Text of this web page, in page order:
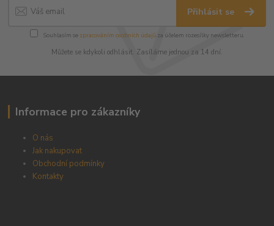
Přihlásit se
Souhlasím se zpracováním osobních údajůza účelem rozesílky newsletteru.
Můžete se kdykoli odhlásit. Zasíláme jednou za 14 dní.
Informace pro zákazníky
O nás
Jak nakupovat
Obchodní podmínky
Kontakty